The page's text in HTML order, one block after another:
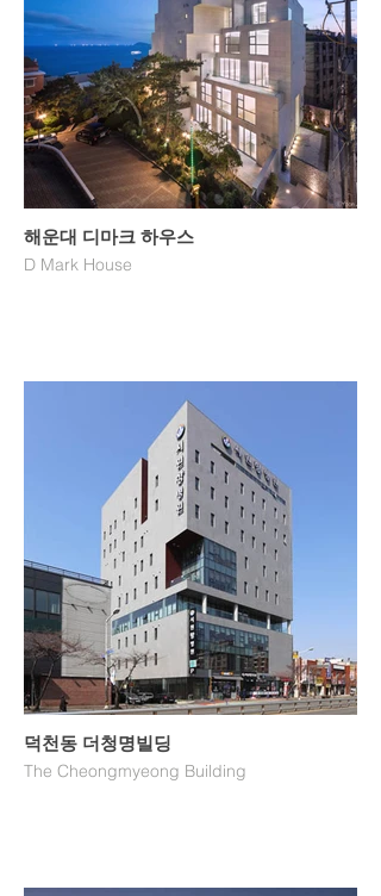
해운대 디마크 하우스
D Mark House
덕천동 더청명빌딩
The Cheongmyeong Building